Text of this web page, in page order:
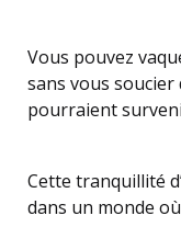
Vous pouvez
sans vous
pourraient
Cette tranquillité
dans un monde